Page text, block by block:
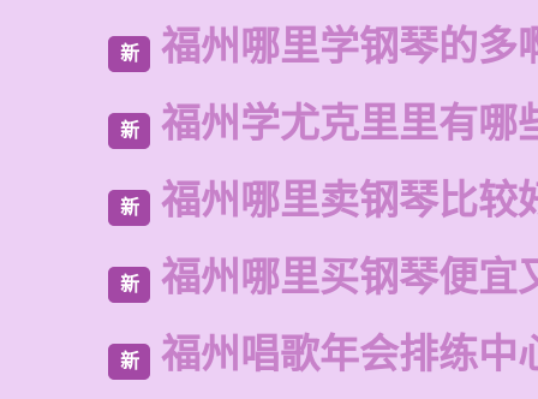
新 福州哪里学钢琴的多
新 福州学尤克里里有哪
新 福州哪里卖钢琴比较
新 福州哪里买钢琴便宜
新 福州唱歌年会排练中